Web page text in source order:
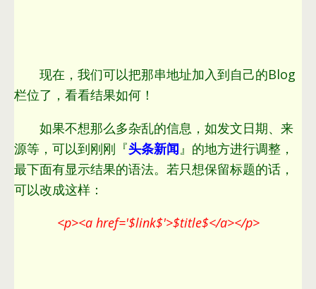
现在，我们可以把那串地址加入到自己的Blog
栏位了，看看结果如何！
如果不想那么多杂乱的信息，如发文日期、来
源等，可以到刚刚『头条新闻』的地方进行调整，
最下面有显示结果的语法。若只想保留标题的话，
可以改成这样：
<p><a href='$link$'>$title$</a></p>